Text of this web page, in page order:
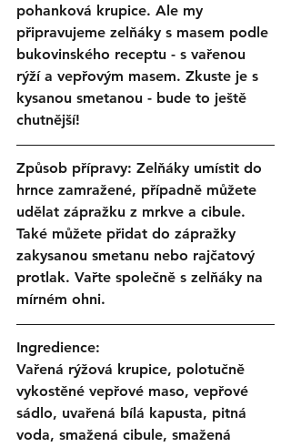
pohanková krupice. Ale my
připravujeme zelňáky s masem podle
bukovinského receptu - s vařenou
rýží a vepřovým masem. Zkuste je s
kysanou smetanou - bude to ještě
chutnější!
Způsob přípravy: Zelňáky umístit do
hrnce zamražené, případně můžete
udělat zápražku z mrkve a cibule.
Také můžete přidat do zápražky
zakysanou smetanu nebo rajčatový
protlak. Vařte společně s zelňáky na
mírném ohni.
Ingredience:
Vařená rýžová krupice, polotučně
vykostěné vepřové maso, vepřové
sádlo, uvařená bílá kapusta, pitná
voda, smažená cibule, smažená